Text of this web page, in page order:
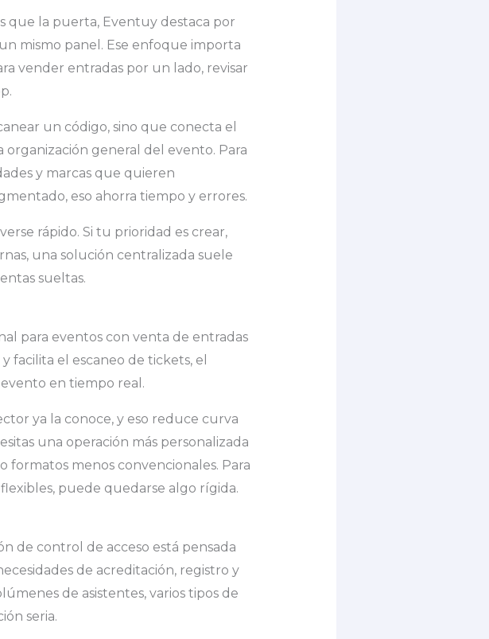
que la puerta, Eventuy destaca por
mismo panel. Ese enfoque importa
vender entradas por un lado, revisar
un código, sino que conecta el
organización general del evento. Para
y marcas que quieren
eso ahorra tiempo y errores.
rápido. Si tu prioridad es crear,
una solución centralizada suele
sueltas.
para eventos con venta de entradas
facilita el escaneo de tickets, el
en tiempo real.
ya la conoce, y eso reduce curva
una operación más personalizada
formatos menos convencionales. Para
puede quedarse algo rígida.
de control de acceso está pensada
de acreditación, registro y
de asistentes, varios tipos de
seria.